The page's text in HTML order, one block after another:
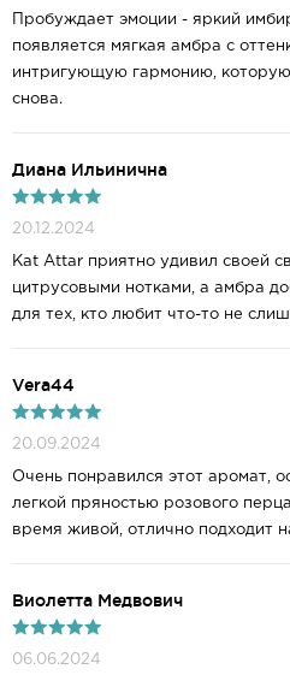
Пробуждает эмоции - яркий
появляется мягкая амбра с
интригующую гармонию, которую
снова.
Диана Ильинична
20.12.2024
Kat Attar приятно удивил своей
цитрусовыми нотками, а амбра
для тех, кто любит что-то не
Vera44
20.09.2024
Очень понравился этот аромат,
легкой пряностью розового
время живой, отлично подходит
Виолетта Mедвович
06.06.2024